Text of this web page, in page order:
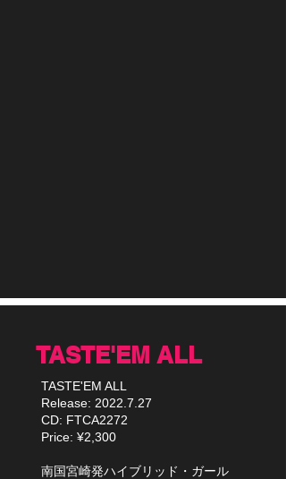
TASTE'EM ALL
TASTE'EM ALL
Release: 2022.7.27
CD: FTCA2272
Price: ¥2,300
南国宮崎発ハイブリッド・ガール